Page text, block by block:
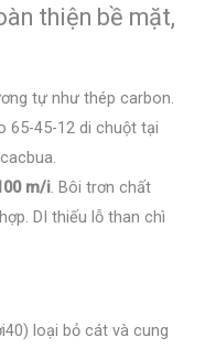
thiện bề mặt,
tự như thép carbon.
65-45-12 di chuột tại
m/i. Bôi trơn chất
DI thiếu lỗ than chì
loại bỏ cát và cung